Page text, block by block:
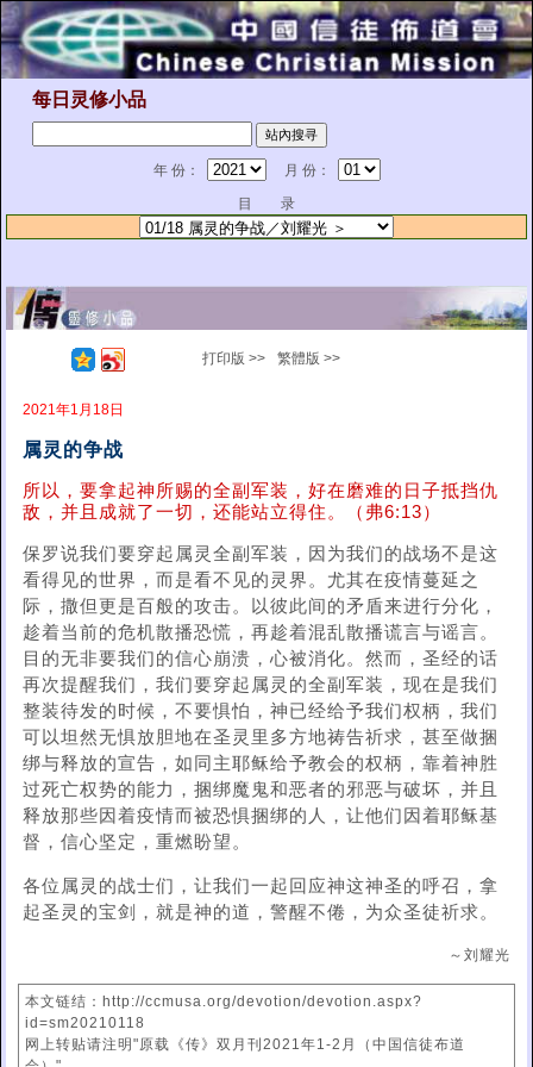
每日灵修小品
年 份：
月 份：
目 录
打印版 >> 繁體版 >>
2021年1月18日
属灵的争战
所以，要拿起神所赐的全副军装，好在磨难的日子抵挡仇
敌，并且成就了一切，还能站立得住。（弗6:13）
保罗说我们要穿起属灵全副军装，因为我们的战场不是这
看得见的世界，而是看不见的灵界。尤其在疫情蔓延之
际，撒但更是百般的攻击。以彼此间的矛盾来进行分化，
趁着当前的危机散播恐慌，再趁着混乱散播谎言与谣言。
目的无非要我们的信心崩溃，心被消化。然而，圣经的话
再次提醒我们，我们要穿起属灵的全副军装，现在是我们
整装待发的时候，不要惧怕，神已经给予我们权柄，我们
可以坦然无惧放胆地在圣灵里多方地祷告祈求，甚至做捆
绑与释放的宣告，如同主耶稣给予教会的权柄，靠着神胜
过死亡权势的能力，捆绑魔鬼和恶者的邪恶与破坏，并且
释放那些因着疫情而被恐惧捆绑的人，让他们因着耶稣基
督，信心坚定，重燃盼望。
各位属灵的战士们，让我们一起回应神这神圣的呼召，拿
起圣灵的宝剑，就是神的道，警醒不倦，为众圣徒祈求。
～刘耀光
本文链结：http://ccmusa.org/devotion/devotion.aspx?
id=sm20210118
网上转贴请注明"原载《传》双月刊2021年1-2月（中国信徒布道